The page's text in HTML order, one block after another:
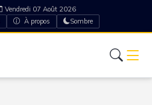
Vendredi 07 Août 2026
À propos Sombre